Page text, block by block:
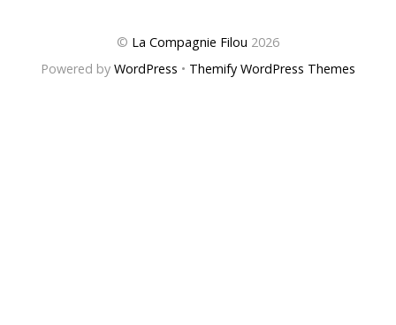
© La Compagnie Filou 2026
Powered by WordPress • Themify WordPress Themes